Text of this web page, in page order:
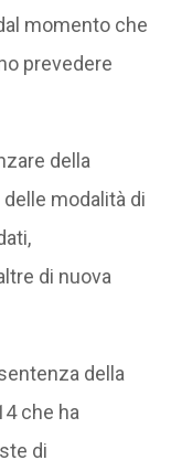
momento che
prevedere
della
modalità di
di nuova
della
che ha
di